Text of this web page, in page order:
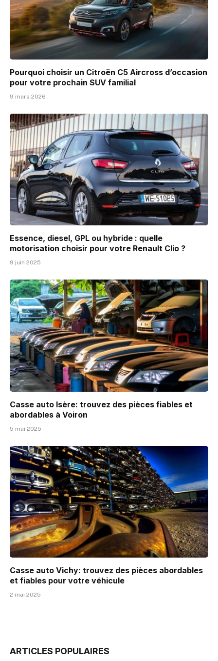
Pourquoi choisir un Citroën C5 Aircross d’occasion
pour votre prochain SUV familial
9 mars 2026
Essence, diesel, GPL ou hybride : quelle
motorisation choisir pour votre Renault Clio ?
9 juin 2025
Casse auto Isère: trouvez des pièces fiables et
abordables à Voiron
5 mai 2025
Casse auto Vichy: trouvez des pièces abordables
et fiables pour votre véhicule
2 mai 2025
ARTICLES POPULAIRES